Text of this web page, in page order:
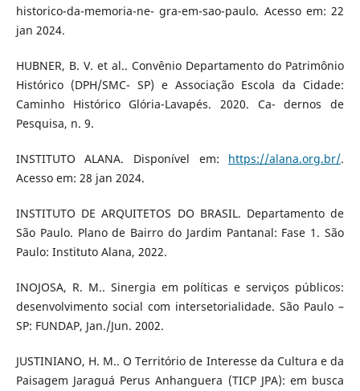
historico-da-memoria-ne- gra-em-sao-paulo. Acesso em: 22
jan 2024.
HUBNER, B. V. et al.. Convênio Departamento do Patrimônio
Histórico (DPH/SMC- SP) e Associação Escola da Cidade:
Caminho Histórico Glória-Lavapés. 2020. Ca- dernos de
Pesquisa, n. 9.
INSTITUTO ALANA. Disponível em: https://alana.org.br/.
Acesso em: 28 jan 2024.
INSTITUTO DE ARQUITETOS DO BRASIL. Departamento de
São Paulo. Plano de Bairro do Jardim Pantanal: Fase 1. São
Paulo: Instituto Alana, 2022.
INOJOSA, R. M.. Sinergia em políticas e serviços públicos:
desenvolvimento social com intersetorialidade. São Paulo –
SP: FUNDAP, Jan./Jun. 2002.
JUSTINIANO, H. M.. O Território de Interesse da Cultura e da
Paisagem Jaraguá Perus Anhanguera (TICP JPA): em busca